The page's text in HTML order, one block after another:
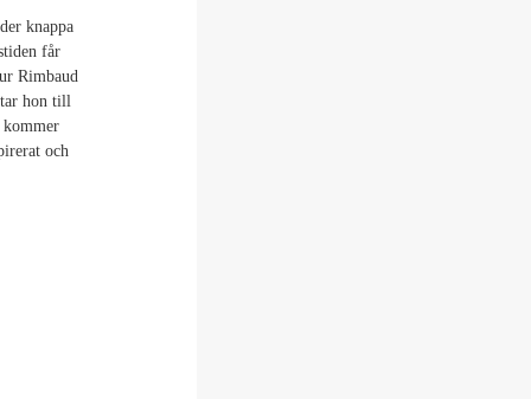
knappa
får
Rimbaud
hon till
kommer
och